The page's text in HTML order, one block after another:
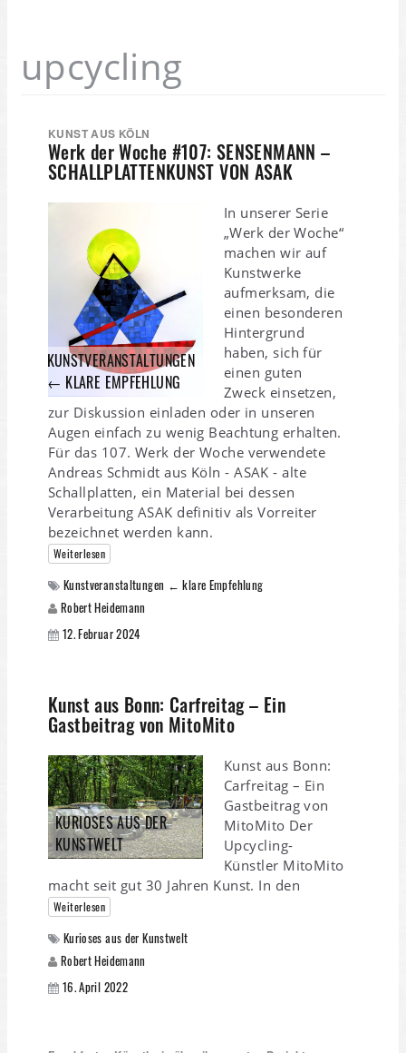
upcycling
KUNST AUS KÖLN
Werk der Woche #107: SENSENMANN –
SCHALLPLATTENKUNST VON ASAK
KUNSTVERANSTALTUNGEN
← KLARE EMPFEHLUNG
In unserer Serie
„Werk der Woche“
machen wir auf
Kunstwerke
aufmerksam, die
einen besonderen
Hintergrund
haben, sich für
einen guten
Zweck einsetzen,
zur Diskussion einladen oder in unseren
Augen einfach zu wenig Beachtung erhalten.
Für das 107. Werk der Woche verwendete
Andreas Schmidt aus Köln - ASAK - alte
Schallplatten, ein Material bei dessen
Verarbeitung ASAK definitiv als Vorreiter
bezeichnet werden kann.
Weiterlesen
Kunstveranstaltungen ← klare Empfehlung
Robert Heidemann
12. Februar 2024
Kunst aus Bonn: Carfreitag – Ein
Gastbeitrag von MitoMito
KURIOSES AUS DER
KUNSTWELT
Kunst aus Bonn:
Carfreitag – Ein
Gastbeitrag von
MitoMito Der
Upcycling-
Künstler MitoMito
macht seit gut 30 Jahren Kunst. In den
Weiterlesen
Kurioses aus der Kunstwelt
Robert Heidemann
16. April 2022